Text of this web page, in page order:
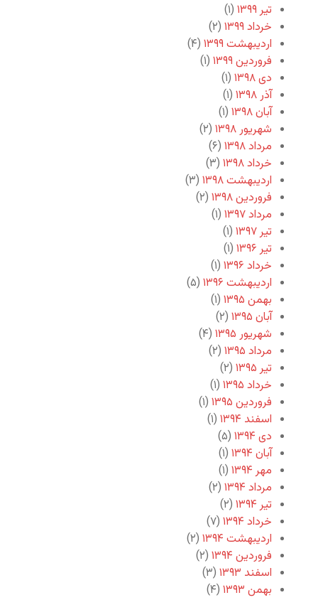
تیر ۱۳۹۹
(۱)
خرداد ۱۳۹۹
(۲)
اردیبهشت ۱۳۹۹
(۴)
فروردین ۱۳۹۹
(۱)
دی ۱۳۹۸
(۱)
آذر ۱۳۹۸
(۱)
آبان ۱۳۹۸
(۱)
شهریور ۱۳۹۸
(۲)
مرداد ۱۳۹۸
(۶)
خرداد ۱۳۹۸
(۳)
اردیبهشت ۱۳۹۸
(۳)
فروردین ۱۳۹۸
(۲)
مرداد ۱۳۹۷
(۱)
تیر ۱۳۹۷
(۱)
تیر ۱۳۹۶
(۱)
خرداد ۱۳۹۶
(۱)
اردیبهشت ۱۳۹۶
(۵)
بهمن ۱۳۹۵
(۱)
آبان ۱۳۹۵
(۲)
شهریور ۱۳۹۵
(۴)
مرداد ۱۳۹۵
(۲)
تیر ۱۳۹۵
(۲)
خرداد ۱۳۹۵
(۱)
فروردین ۱۳۹۵
(۱)
اسفند ۱۳۹۴
(۱)
دی ۱۳۹۴
(۵)
آبان ۱۳۹۴
(۱)
مهر ۱۳۹۴
(۱)
مرداد ۱۳۹۴
(۲)
تیر ۱۳۹۴
(۲)
خرداد ۱۳۹۴
(۷)
اردیبهشت ۱۳۹۴
(۲)
فروردین ۱۳۹۴
(۲)
اسفند ۱۳۹۳
(۳)
بهمن ۱۳۹۳
(۴)